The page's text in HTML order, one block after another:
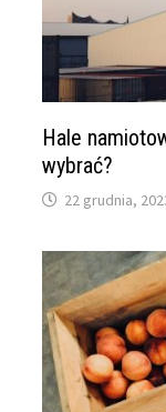
Hale
wybrać?
22 grudnia,